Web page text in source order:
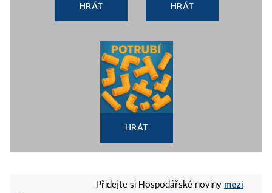
HRÁT HRÁT
HRÁT
Přidejte si Hospodářské noviny mezi